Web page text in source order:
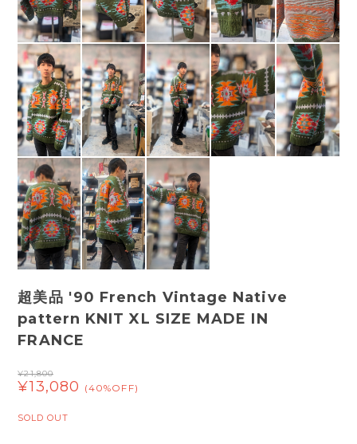
超美品 '90 French Vintage Native
pattern KNIT XL SIZE MADE IN
FRANCE
¥21,800
¥13,080 (40%OFF)
SOLD OUT